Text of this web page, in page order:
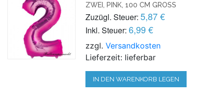
ZWEI, PINK, 100 CM GROSS
Zuzügl. Steuer: 5,87 €
Inkl. Steuer: 6,99 €
zzgl.Versandkosten
Lieferzeit: lieferbar
IN DEN WARENKORB LEGEN